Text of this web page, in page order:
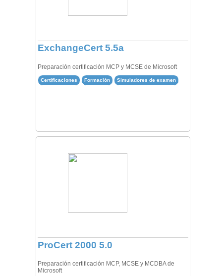
ExchangeCert 5.5a
Preparación certificación MCP y MCSE de Microsoft
Certificaciones Formación Simuladores de examen
ProCert 2000 5.0
Preparación certificación MCP, MCSE y MCDBA de
Microsoft